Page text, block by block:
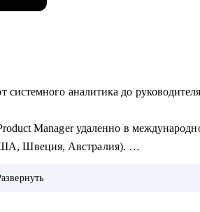
аналитика до
Manager удаленно в
Швеция, Австралия).
релоцироваться в Европу, пройти